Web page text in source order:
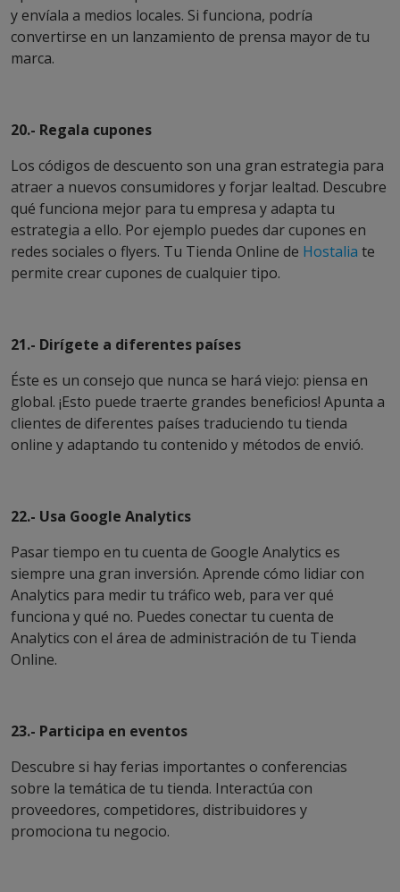
y envíala a medios locales. Si funciona, podría
convertirse en un lanzamiento de prensa mayor de tu
marca.
20.- Regala cupones
Los códigos de descuento son una gran estrategia para
atraer a nuevos consumidores y forjar lealtad. Descubre
qué funciona mejor para tu empresa y adapta tu
estrategia a ello. Por ejemplo puedes dar cupones en
redes sociales o flyers. Tu Tienda Online de Hostalia te
permite crear cupones de cualquier tipo.
21.- Dirígete a diferentes países
Éste es un consejo que nunca se hará viejo: piensa en
global. ¡Esto puede traerte grandes beneficios! Apunta a
clientes de diferentes países traduciendo tu tienda
online y adaptando tu contenido y métodos de envió.
22.- Usa Google Analytics
Pasar tiempo en tu cuenta de Google Analytics es
siempre una gran inversión. Aprende cómo lidiar con
Analytics para medir tu tráfico web, para ver qué
funciona y qué no. Puedes conectar tu cuenta de
Analytics con el área de administración de tu Tienda
Online.
23.- Participa en eventos
Descubre si hay ferias importantes o conferencias
sobre la temática de tu tienda. Interactúa con
proveedores, competidores, distribuidores y
promociona tu negocio.